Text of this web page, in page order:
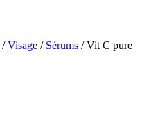
/Visage / Sérums / Vit C pure